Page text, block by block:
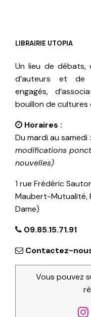
LIBRAIRIE UTOPIA
Un lieu de débats,
d’auteurs et de
engagés,
bouillon de cultures
Horaires :
Du mardi au samedi
modifications
nouvelles)
1 rue Frédéric
Maubert-Mutualité,
Dame)
09.85.15.71.91
Contactez-
Vous pouvez